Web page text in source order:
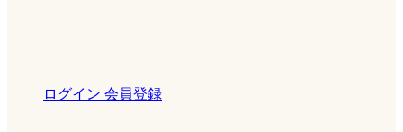
ログイン 会員登録